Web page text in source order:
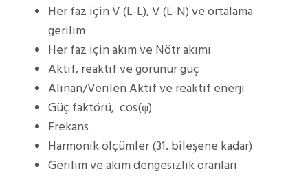
Her faz için V (L-L), V (L-N) ve ortalama
gerilim
Her faz için akım ve Nötr akımı
Aktif, reaktif ve görünür güç
Alınan/Verilen Aktif ve reaktif enerji
Güç faktörü, cos(φ)
Frekans
Harmonik ölçümler (31. bileşene kadar)
Gerilim ve akım dengesizlik oranları